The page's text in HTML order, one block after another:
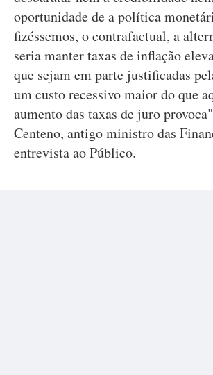
oportunidade de a política
fizéssemos, o contrafactual, a
seria manter taxas de inflação
que sejam em parte justificadas
um custo recessivo maior do que
aumento das taxas de juro
Centeno, antigo ministro das
entrevista ao Público.